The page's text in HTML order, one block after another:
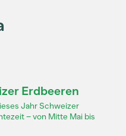
Erdbeeren
Jahr Schweizer
– von Mitte Mai bis